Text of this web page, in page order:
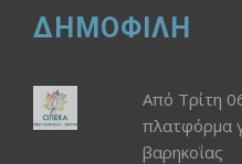
ΔΗΜΟΦΙΛΗ
Από Τρίτη
πλατφόρμα
βαρηκοΐας